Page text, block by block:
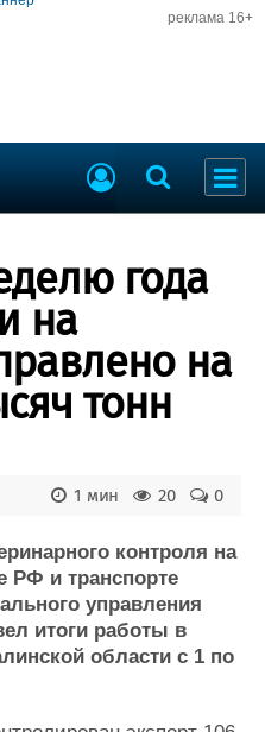
реклама 16+
объявлений
года
на
на
тонн
0
20
1 мин
контроля на
РФ и транспорте
управления
итоги работы в
области с 1 по